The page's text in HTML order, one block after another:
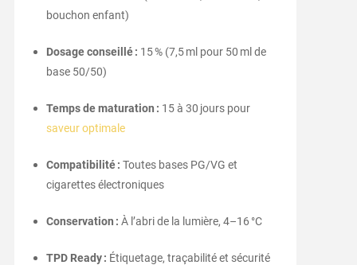
bouchon enfant)
Dosage conseillé : 15 % (7,5 ml pour 50 ml de
base 50/50)
Temps de maturation : 15 à 30 jours pour
saveur optimale
Compatibilité : Toutes bases PG/VG et
cigarettes électroniques
Conservation : À l’abri de la lumière, 4–16 °C
TPD Ready : Étiquetage, traçabilité et sécurité